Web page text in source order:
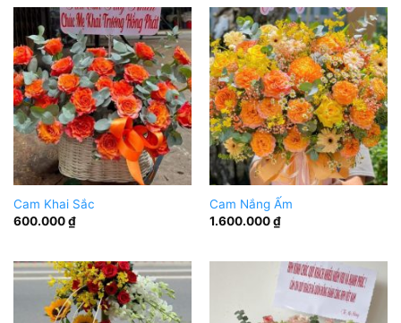
Cam Khai Sắc
600.000₫
Cam Nắng Ấm
1.600.000₫